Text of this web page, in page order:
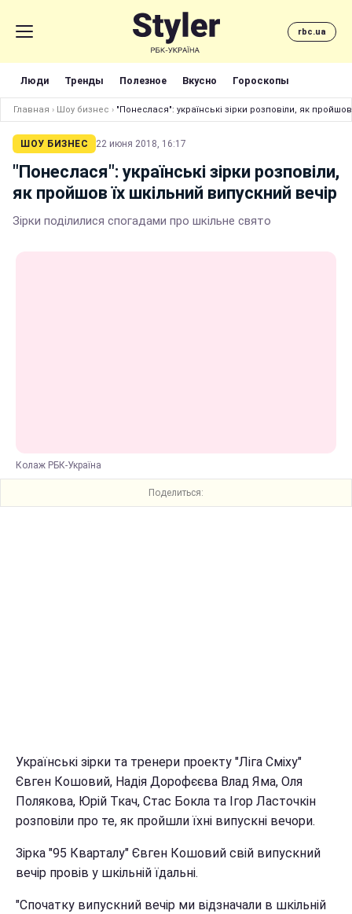
rbc.ua
Люди Тренды Полезное Вкусно Гороскопы
Главная › Шоу бизнес › "Понеслася": українські зірки розповіли, як
ШОУ БИЗНЕС 22 июня 2018, 16:17
"Понеслася": українські зірки розповіли,
як пройшов їх шкільний випускний вечір
Зірки поділилися спогадами про шкільне свято
Колаж РБК-Україна
Поделиться:
Українські зірки та тренери проекту "Ліга Сміху"
Євген Кошовий, Надія Дорофєєва Влад Яма, Оля
Полякова, Юрій Ткач, Стас Бокла та Ігор Ласточкін
розповіли про те, як пройшли їхні випускні вечори.
Зірка "95 Кварталу" Євген Кошовий свій випускний
вечір провів у шкільній їдальні.
"Спочатку випускний вечір ми відзначали в шкільній